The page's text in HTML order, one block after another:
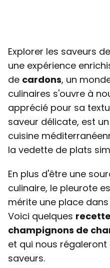
Explorer les saveurs
une expérience
de cardons, un
culinaires s'ouvre à
apprécié pour sa
saveur délicate, est
cuisine
la vedette de plats
En plus d'être une
culinaire, le pleurote
mérite une place
Voici quelques
champignons de
et qui nous
saveurs.